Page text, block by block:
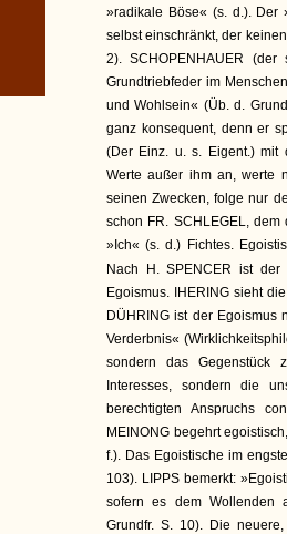
»radikale Böse« (s. d.). Der
selbst einschränkt, der
2). SCHOPENHAUER
Grundtriebfeder im
und Wohlsein« (Üb. d.
ganz konsequent, denn er
(Der Einz. u. s. Eigent.) mit
Werte außer ihm an, werte
seinen Zwecken, folge nur
schon FR. SCHLEGEL,
»Ich« (s. d.) Fichtes.
Nach H. SPENCER ist der
Egoismus. IHERING sieht
DÜHRING ist der Egoismus
Verderbnis«
sondern das Gegenstück
Interesses, sondern die
berechtigten Anspruchs
MEINONG begehrt
f.). Das Egoistische im
103). LIPPS bemerkt:
sofern es dem Wollenden
Grundfr. S. 10). Die